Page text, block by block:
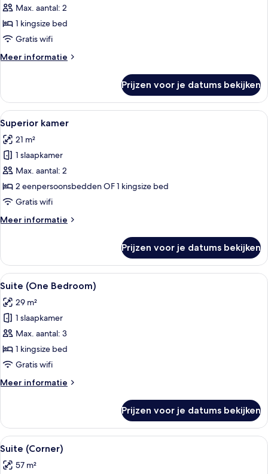
kamer
laden
Max. aantal: 2
1 kingsize bed
Gratis wifi
Meer informatie
Meer
kamer
Prijzen voor je datums bekijken
Alle
foto's
voor
Superior
kamer
laden
Een hotelkamer met een groot bed,
9
Superior kamer
21 m²
1 slaapkamer
Max. aantal: 2
2 eenpersoonsbedden OF 1 kingsize bed
Gratis wifi
Meer informatie
Meer
kamer
Prijzen voor je datums bekijken
Alle
foto's
voor
Suite
(One
Bedroom)
laden
Een moderne slaapkamer met een
11
Suite (One Bedroom)
29 m²
1 slaapkamer
Max. aantal: 3
1 kingsize bed
Gratis wifi
Meer informatie
Meer
(One
Bedroom)
Prijzen voor je datums bekijken
Alle
foto's
voor
Een moderne woonkamer met een
11
Suite (Corner)
57 m²